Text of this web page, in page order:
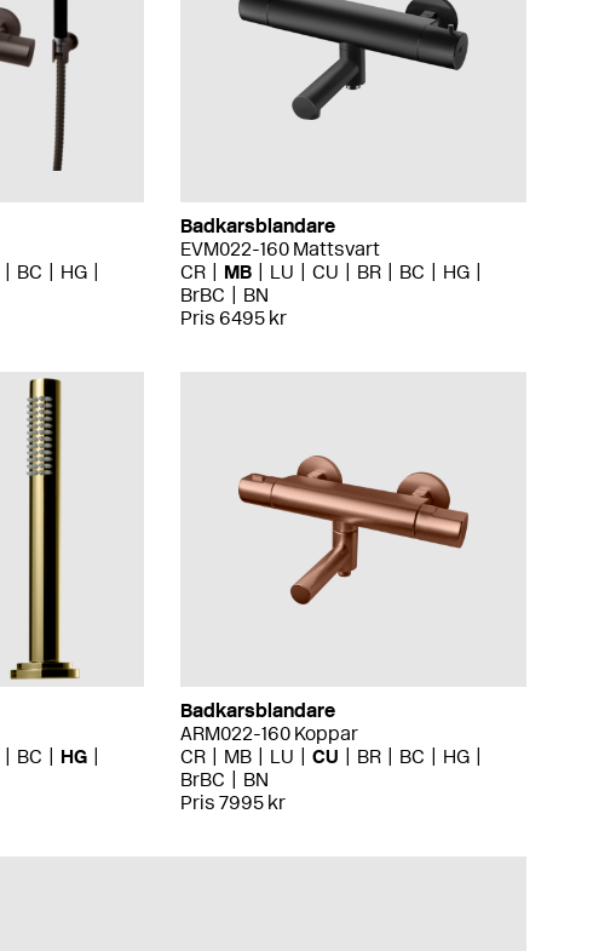
BC
HG
Badkarsblandare
EVM022-160 Mattsvart
CR
MB LU CU BR BC
HG
BrBC
BN
Pris 6495 kr
BC
HG
Badkarsblandare
ARM022-160 Koppar
CR
MB LU CU BR BC
HG
BrBC
BN
Pris 7995 kr